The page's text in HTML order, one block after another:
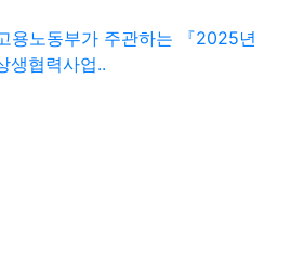
용노동부가 주관하는 『2025년
생협력사업..